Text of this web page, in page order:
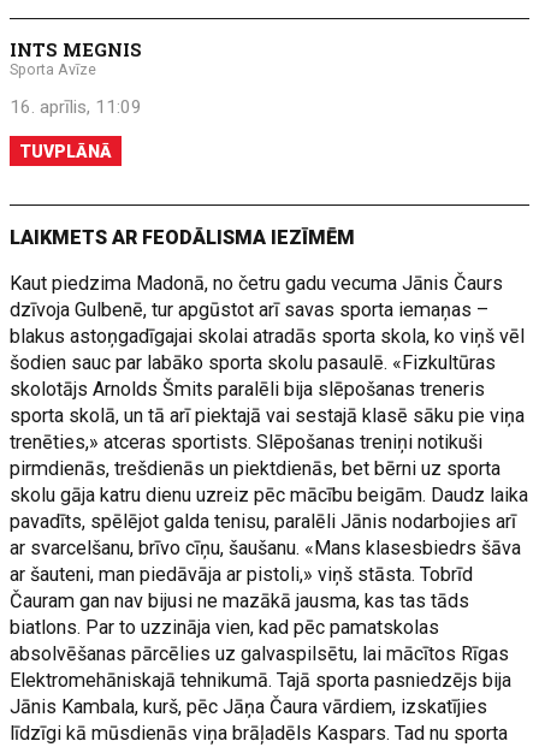
INTS MEGNIS
Sporta Avīze
16. aprīlis, 11:09
TUVPLĀNĀ
LAIKMETS AR FEODĀLISMA IEZĪMĒM
Kaut piedzima Madonā, no četru gadu vecuma Jānis Čaurs
dzīvoja Gulbenē, tur apgūstot arī savas sporta iemaņas –
blakus astoņgadīgajai skolai atradās sporta skola, ko viņš vēl
šodien sauc par labāko sporta skolu pasaulē. «Fizkultūras
skolotājs Arnolds Šmits paralēli bija slēpošanas treneris
sporta skolā, un tā arī piektajā vai sestajā klasē sāku pie viņa
trenēties,» atceras sportists. Slēpošanas treniņi notikuši
pirmdienās, trešdienās un piektdienās, bet bērni uz sporta
skolu gāja katru dienu uzreiz pēc mācību beigām. Daudz laika
pavadīts, spēlējot galda tenisu, paralēli Jānis nodarbojies arī
ar svarcelšanu, brīvo cīņu, šaušanu. «Mans klasesbiedrs šāva
ar šauteni, man piedāvāja ar pistoli,» viņš stāsta. Tobrīd
Čauram gan nav bijusi ne mazākā jausma, kas tas tāds
biatlons. Par to uzzināja vien, kad pēc pamatskolas
absolvēšanas pārcēlies uz galvaspilsētu, lai mācītos Rīgas
Elektromehāniskajā tehnikumā. Tajā sporta pasniedzējs bija
Jānis Kambala, kurš, pēc Jāņa Čaura vārdiem, izskatījies
līdzīgi kā mūsdienās viņa brāļadēls Kaspars. Tad nu sporta